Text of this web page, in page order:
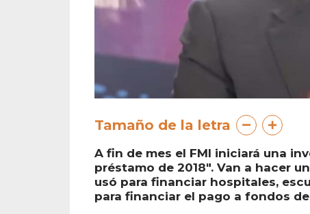
Tamaño de la letra
A fin de mes el FMI iniciará una
préstamo de 2018". Van a hacer
usó para financiar hospitales,
para financiar el pago a fondos